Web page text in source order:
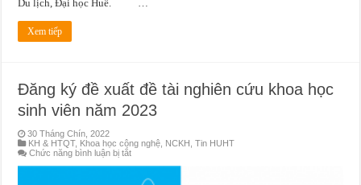
Du lịch, Đại học Huế. …
Xem tiếp
Đăng ký đề xuất đề tài nghiên cứu khoa học
sinh viên năm 2023
30 Tháng Chín, 2022
KH & HTQT, Khoa học công nghệ NCKH ,Tin HUHT
Chức năng bình luận bị tắtở